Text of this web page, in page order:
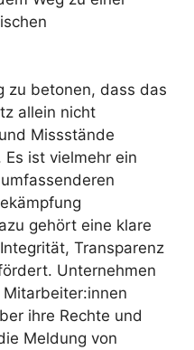
zu betonen, dass das
allein nicht
Missstände
ist vielmehr ein
gehört eine klare
Transparenz
Unternehmen
ihre Rechte und
Meldung von